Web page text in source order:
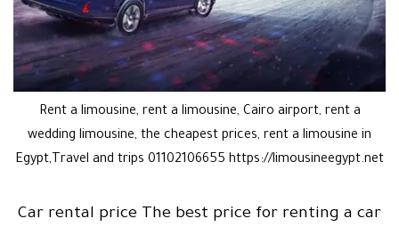
Rent a limousine, rent a limousine, Cairo airport, rent a
wedding limousine, the cheapest prices, rent a limousine in
Egypt,Travel and trips 01102106655 https://limousineegypt.net
Car rental price The best price for renting a car